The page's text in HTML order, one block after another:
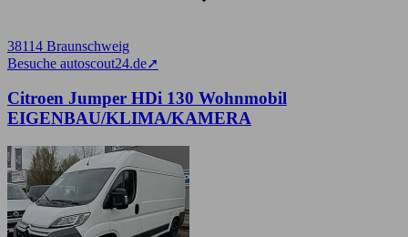
38114 Braunschweig
Besuche autoscout24.de➚
Citroen Jumper HDi 130 Wohnmobil
EIGENBAU/KLIMA/KAMERA